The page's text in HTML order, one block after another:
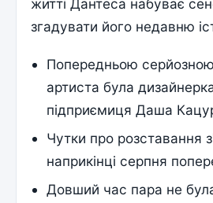
житті Дантеса набуває
згадувати його недавню
Попередньою
артиста була
підприємиця Даша
Чутки про розставання
наприкінці серпня
Довший час пара не